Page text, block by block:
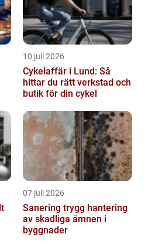
10 juli 2026
Cykelaffär i Lund: Så
hittar du rätt verkstad och
butik för din cykel
07 juli 2026
Sanering trygg hantering
av skadliga ämnen i
byggnader